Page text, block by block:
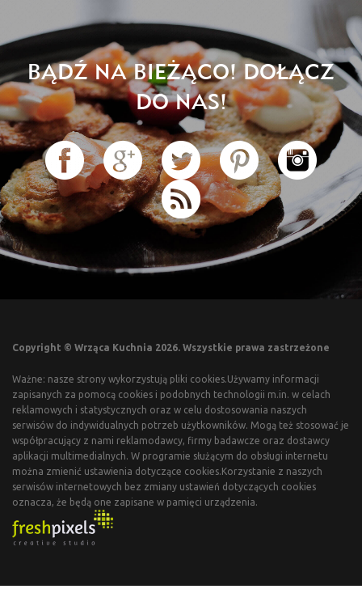
BĄDŹ NA BIEŻĄCO! DOŁĄCZ
DO NAS!
Copyright © Wrząca Kuchnia 2026. Wszystkie prawa zastrzeżone
Ważne: nasze strony wykorzystują pliki cookies.Używamy informacji
zapisanych za pomocą cookies i podobnych technologii m.in. w celach
reklamowych i statystycznych oraz w celu dostosowania naszych
serwisów do indywidualnych potrzeb użytkowników. Mogą też stosować je
współpracujący z nami reklamodawcy, firmy badawcze oraz dostawcy
aplikacji multimedialnych. W programie służącym do obsługi internetu
można zmienić ustawienia dotyczące cookies.Korzystanie z naszych
serwisów internetowych bez zmiany ustawień dotyczących cookies
oznacza, że będą one zapisane w pamięci urządzenia.